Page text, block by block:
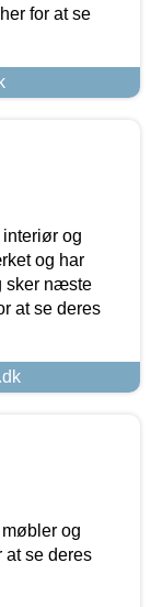
for at se
og
og har
sker næste
at se deres
og
at se deres